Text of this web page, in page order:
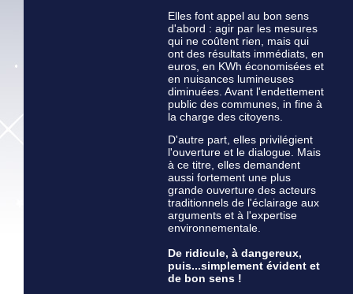
Elles font appel au bon sens
d'abord : agir par les mesures
qui ne coûtent rien, mais qui
ont des résultats immédiats, en
euros, en KWh économisées et
en nuisances lumineuses
diminuées. Avant l'endettement
public des communes, in fine à
la charge des citoyens.
D'autre part, elles privilégient
l'ouverture et le dialogue. Mais
à ce titre, elles demandent
aussi fortement une plus
grande ouverture des acteurs
traditionnels de l'éclairage aux
arguments et à l'expertise
environnementale.
De ridicule, à dangereux,
puis...simplement évident et
de bon sens !